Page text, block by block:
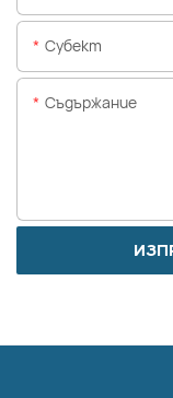
Субект
Съдържание